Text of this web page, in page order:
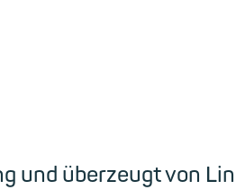
und überzeugt von